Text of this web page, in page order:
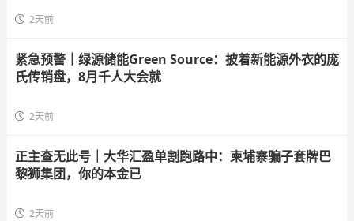
2天前
紧急预警｜绿源储能Green Source：披着新能源外衣的庞
氏传销盘，8月千人大会就
2天前
正主查无此号｜大华汇盈单割跑路中：柬埔寨骗子套牌巴
黎狮集团，你的本金已
2天前